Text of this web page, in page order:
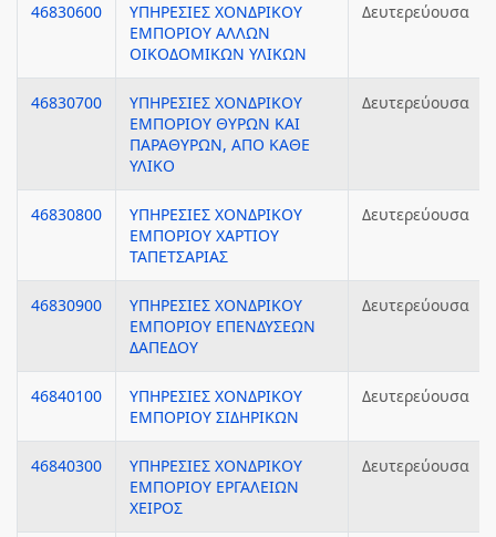
46830600
ΥΠΗΡΕΣΙΕΣ ΧΟΝΔΡΙΚΟΥ
ΕΜΠΟΡΙΟΥ ΑΛΛΩΝ
ΟΙΚΟΔΟΜΙΚΩΝ ΥΛΙΚΩΝ
Δευτερεύουσα
46830700
ΥΠΗΡΕΣΙΕΣ ΧΟΝΔΡΙΚΟΥ
ΕΜΠΟΡΙΟΥ ΘΥΡΩΝ ΚΑΙ
ΠΑΡΑΘΥΡΩΝ, ΑΠΟ ΚΑΘΕ
ΥΛΙΚΟ
Δευτερεύουσα
46830800
ΥΠΗΡΕΣΙΕΣ ΧΟΝΔΡΙΚΟΥ
ΕΜΠΟΡΙΟΥ ΧΑΡΤΙΟΥ
ΤΑΠΕΤΣΑΡΙΑΣ
Δευτερεύουσα
46830900
ΥΠΗΡΕΣΙΕΣ ΧΟΝΔΡΙΚΟΥ
ΕΜΠΟΡΙΟΥ ΕΠΕΝΔΥΣΕΩΝ
ΔΑΠΕΔΟΥ
Δευτερεύουσα
46840100
ΥΠΗΡΕΣΙΕΣ ΧΟΝΔΡΙΚΟΥ
ΕΜΠΟΡΙΟΥ ΣΙΔΗΡΙΚΩΝ
Δευτερεύουσα
46840300
ΥΠΗΡΕΣΙΕΣ ΧΟΝΔΡΙΚΟΥ
ΕΜΠΟΡΙΟΥ ΕΡΓΑΛΕΙΩΝ
ΧΕΙΡΟΣ
Δευτερεύουσα